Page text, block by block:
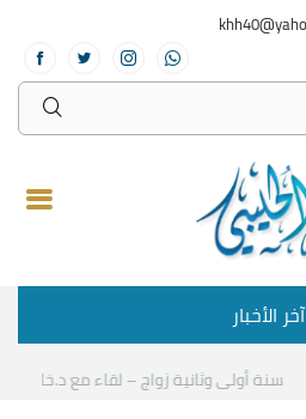
آخر الأخبار
سنة أولى وثانية زواج – لقاء مع د.خالد